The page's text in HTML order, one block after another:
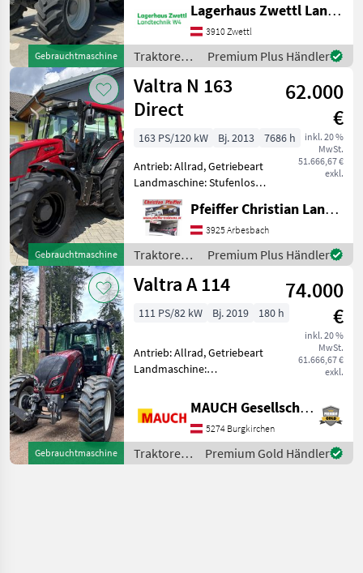
Gebrauchtmaschine
gefederte Vorderachse,
druckloser Rücklauf,
Außenbedienung
Heckzapfwelle, Radio,
Rückfahreinrichtung,
Luftsitz, Fahr
Lagerhaus Zwettl Landtechnik
3910 Zwettl
Traktoren /
Valtra
Premium Plus Händler
Gebrauchtmaschine
Valtra N 163
Direct
62.000
€
inkl. 20 %
MwSt.
51.666,67 €
exkl.
163 PS/120 kW Bj. 2013
7686 h
Antrieb: Allrad, Getriebeart
Landmaschine: Stufenloses
Getriebe, Plattform: Kabine,
Zapfwellendrehzahl:
540/1000,
Höchstgeschwindigkeit in
km/h: 50 km/h, Aufladung:
Turbo
Pfeiffer Christian Landtechnik
3925 Arbesbach
Traktoren /
Valtra
Premium Plus Händler
Gebrauchtmaschine
Valtra A 114
74.000
€
inkl. 20 %
MwSt.
61.666,67 €
exkl.
111 PS/82 kW Bj. 2019 180 h
Antrieb: Allrad, Getriebeart
Landmaschine:
Plattform: Kabine,
Zapfwellendrehzahl:
540/540E/1000,
Höchstgeschwindigkeit in
km/h: 40 km/h, Aufladung:
MAUCH Gesellschaft m.b.H. & Co.KG
5274 Burgkirchen
Traktoren
/ Valtra
Premium Gold Händler